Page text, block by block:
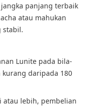
panjang terbaik
atau mahukan
stabil.
Lunite pada bila-
kurang daripada 180
atau lebih, pembelian